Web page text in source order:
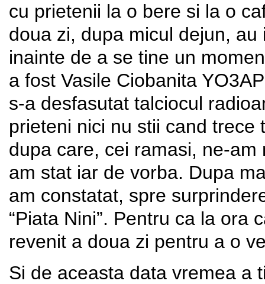
cu prietenii la o bere si la o
doua zi, dupa micul dejun,
inainte de a se tine un
a fost Vasile Ciobanita
s-a desfasutat talciocul
prieteni nici nu stii cand trece
dupa care, cei ramasi, ne-
am stat iar de vorba. Dupa
am constatat, spre
“Piata Nini”. Pentru ca la ora
revenit a doua zi pentru a o
Si de aceasta data vremea a